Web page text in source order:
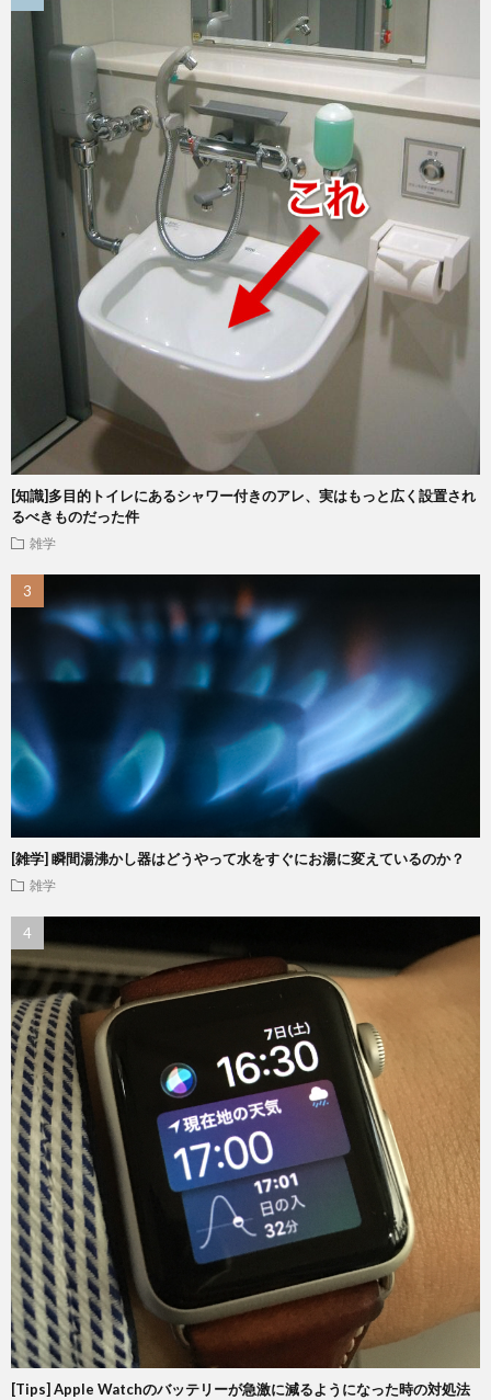
[知識]多目的トイレにあるシャワー付きのアレ、実はもっと広く設置され
るべきものだった件
雑学
[雑学] 瞬間湯沸かし器はどうやって水をすぐにお湯に変えているのか？
雑学
[Tips] Apple Watchのバッテリーが急激に減るようになった時の対処法